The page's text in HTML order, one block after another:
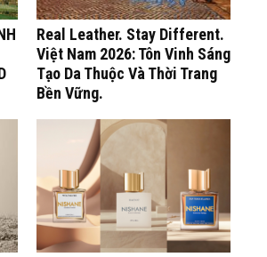
Real Leather. Stay Different.
Việt Nam 2026: Tôn Vinh Sáng
Tạo Da Thuộc Và Thời Trang
Bền Vững.